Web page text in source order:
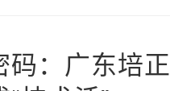
码：广东培